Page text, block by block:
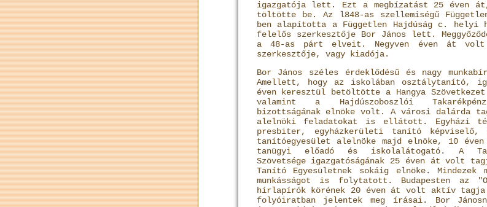
igazgatója lett. Ezt a megbízatást 25 éven
töltötte be. Az l848-as szellemiségű
ben alapította a Független Hajdúság c.
felelős szerkesztője Bor János lett.
a 48-as párt elveit. Negyven éven át
szerkesztője, vagy kiadója.
Bor János széles érdeklődésű és nagy
Amellett, hogy az iskolában osztálytanító,
éven keresztül betöltötte a Hangya
valamint a Hajdúszoboszlói
bizottságának elnöke volt. A városi dalárda
alelnöki feladatokat is ellátott. Egyházi
presbiter, egyházkerületi tanító képviselő,
tanítóegyesület alelnöke majd elnöke, 10 éven
tanügyi előadó és iskolalátogató. A
Szövetsége igazgatóságának 25 éven át volt
Tanító Egyesületnek sokáig elnöke.
munkásságot is folytatott. Budapesten az
hírlapírók körének 20 éven át volt aktív tagja.
folyóiratban jelentek meg írásai. Bor